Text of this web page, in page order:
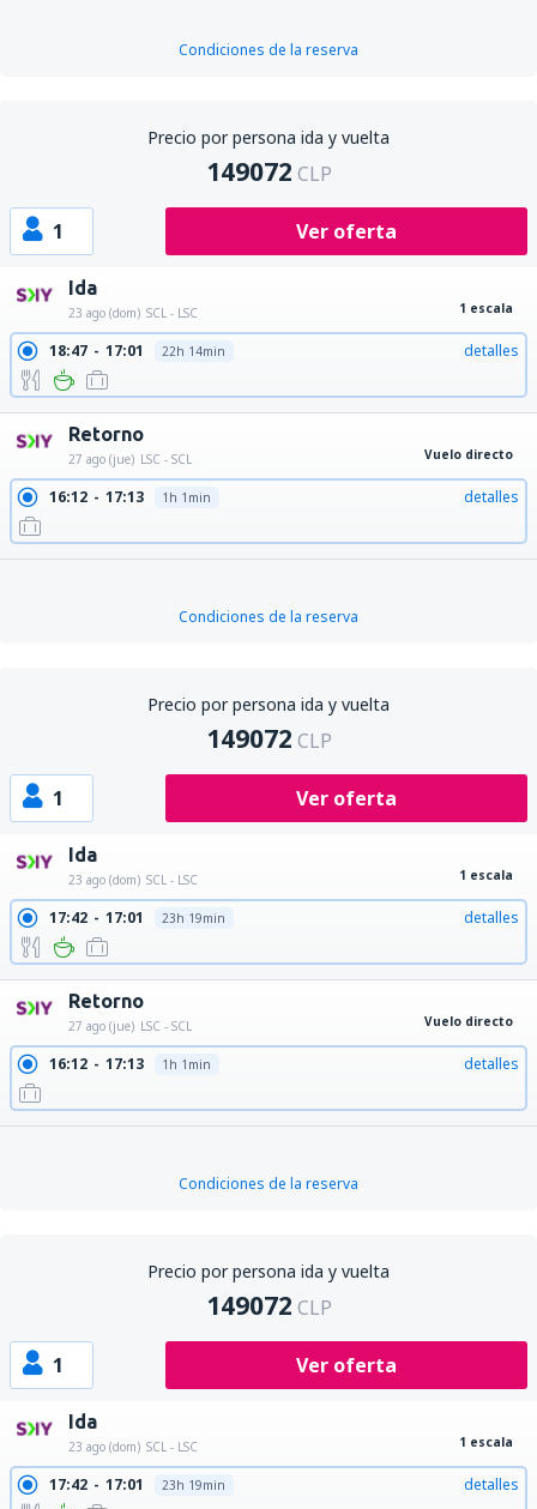
Condiciones de la reserva
Precio por persona ida y vuelta
149072 CLP
1 Ver oferta
Ida
23 ago (dom) SCL - LSC 1 escala
18:47 17:01 22h 14min detalles
Retorno
27 ago (jue) LSC - SCL Vuelo directo
16:12 17:13 1h 1min detalles
Condiciones de la reserva
Precio por persona ida y vuelta
149072 CLP
1 Ver oferta
Ida
23 ago (dom) SCL - LSC 1 escala
17:42 17:01 23h 19min detalles
Retorno
27 ago (jue) LSC - SCL Vuelo directo
16:12 17:13 1h 1min detalles
Condiciones de la reserva
Precio por persona ida y vuelta
149072 CLP
1 Ver oferta
Ida
23 ago (dom) SCL - LSC 1 escala
17:42 17:01 23h 19min detalles